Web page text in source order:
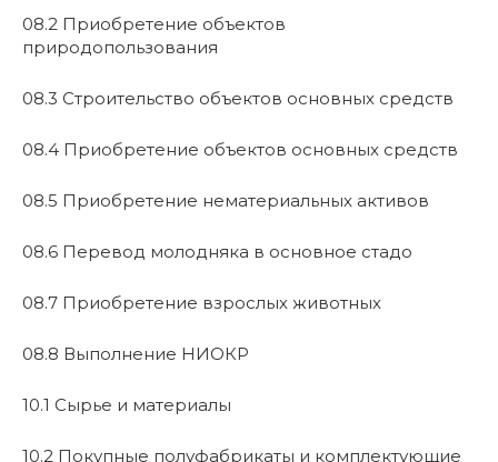
08.2 Приобретение объектов
природопользования
08.3 Строительство объектов основных средств
08.4 Приобретение объектов основных средств
08.5 Приобретение нематериальных активов
08.6 Перевод молодняка в основное стадо
08.7 Приобретение взрослых животных
08.8 Выполнение НИОКР
10.1 Сырье и материалы
10.2 Покупные полуфабрикаты и комплектующие